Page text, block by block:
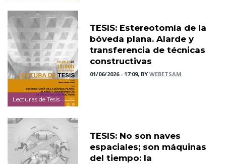
Lecturas de Tesis
TESIS: Estereotomía de la
bóveda plana. Alarde y
transferencia de técnicas
constructivas
01/06/2026 - 17:09, BYWEBETSAM
TESIS: No son naves
espaciales; son máquinas
del tiempo: la